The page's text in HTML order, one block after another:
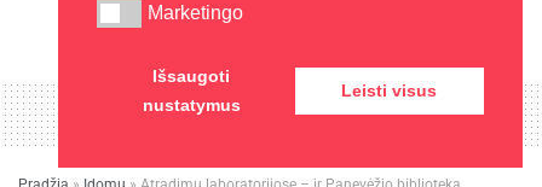
Marketingo
Marketingo
Išsaugoti
nustatymus
Leisti visus